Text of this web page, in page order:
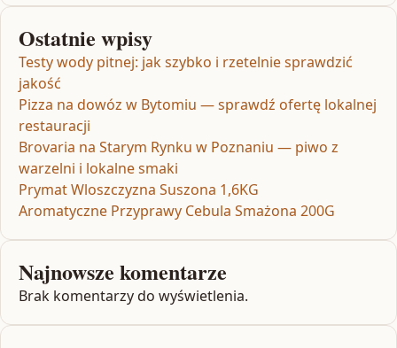
Ostatnie wpisy
Testy wody pitnej: jak szybko i rzetelnie sprawdzić
jakość
Pizza na dowóz w Bytomiu — sprawdź ofertę lokalnej
restauracji
Brovaria na Starym Rynku w Poznaniu — piwo z
warzelni i lokalne smaki
Prymat Wloszczyzna Suszona 1,6KG
Aromatyczne Przyprawy Cebula Smażona 200G
Najnowsze komentarze
Brak komentarzy do wyświetlenia.